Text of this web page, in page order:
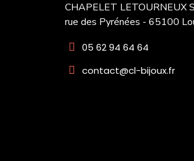
CHAPELET LETOURNEUX
rue des Pyrénées - 65100
05 62 94 64 64
contact@cl-bijoux.fr